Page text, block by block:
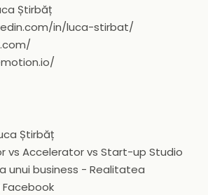
Știrbăț
in/luca-stirbat/
Știrbăț
vs Accelerator vs Start-up Studio
unui business - Realitatea
Facebook